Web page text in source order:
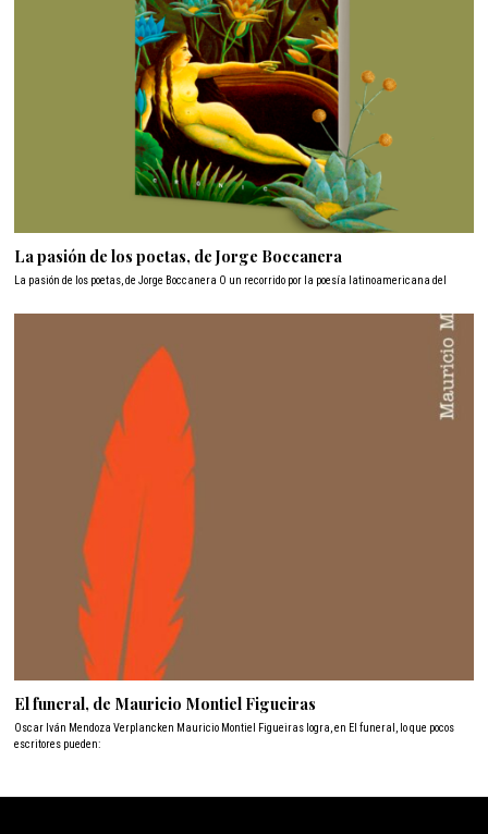
La pasión de los poetas, de Jorge Boccanera
La pasión de los poetas, de Jorge Boccanera O un recorrido por la poesía latinoamericana del
El funeral, de Mauricio Montiel Figueiras
Oscar Iván Mendoza Verplancken Mauricio Montiel Figueiras logra, en El funeral, lo que pocos
escritores pueden: